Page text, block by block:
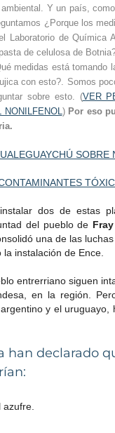
Y un país,
¿Porque los
Laboratorio de Química
de celulosa de
medidas está tomando
con esto?. Somos
sobre esto. (VER
NONILFENOL) Por eso
SOBRE
dos de estas
del pueblo de
una de las
instalación de Ence.
entrerriano siguen
en la región.
y el uruguayo,
han declarado